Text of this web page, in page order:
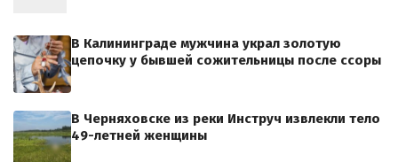
В Калининграде мужчина украл золотую
цепочку у бывшей сожительницы после ссоры
В Черняховске из реки Инструч извлекли тело
49-летней женщины